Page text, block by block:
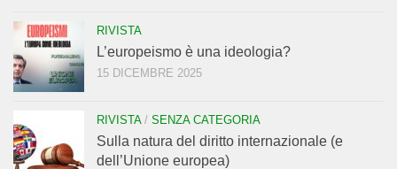
RIVISTA
L’europeismo è una ideologia?
15 DICEMBRE 2025
RIVISTA/ SENZA CATEGORIA
Sulla natura del diritto internazionale (e
dell’Unione europea)